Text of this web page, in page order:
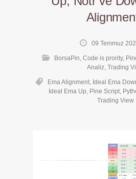
09 Temmuz
BorsaPin, Code is prority,
Analiz, Trading
Ema Alignment, İdeal Ema
İdeal Ema Up, Pine Script,
Trading View